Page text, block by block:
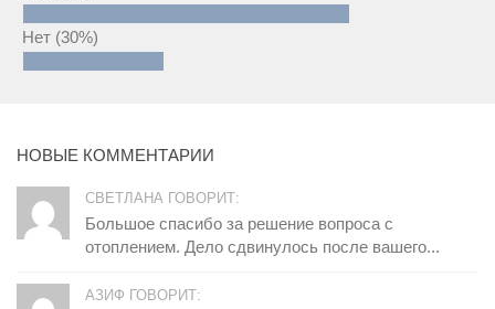
Нет (30%)
НОВЫЕ КОММЕНТАРИИ
СВЕТЛАНА ГОВОРИТ:
Большое спасибо за решение вопроса с
отоплением. Дело сдвинулось после вашего...
АЗИФ ГОВОРИТ: